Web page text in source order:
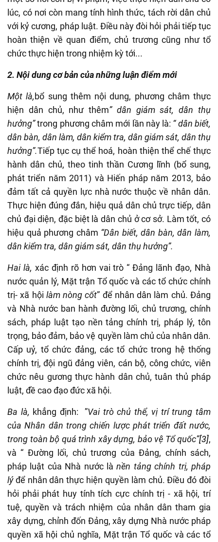
lúc, có nơi còn mang tính hình thức, tách rời dân chủ
với kỷ cương, pháp luật. Điều này đòi hỏi phải tiếp tục
hoàn thiện về quan điểm, chủ trương cũng như tổ
chức thực hiện trong nhiệm kỳ tới...
2. Nội dung cơ bản của những luận điểm mới
Một là,bổ sung thêm nội dung, phương châm thực
hiện dân chủ, như thêm” dân giám sát, dân thụ
hưởng”trong phương châm mới lần này là: “ dân biết,
dân bàn, dân làm, dân kiểm tra, dân giám sát, dân thụ
hưởng”.Tiếp tục cụ thể hoá, hoàn thiện thể chế thực
hành dân chủ, theo tinh thần Cương lĩnh (bổ sung,
phát triển năm 2011) và Hiến pháp năm 2013, bảo
đảm tất cả quyền lực nhà nước thuộc về nhân dân.
Thực hiện đúng đắn, hiệu quả dân chủ trực tiếp, dân
chủ đại diện, đặc biệt là dân chủ ở cơ sở. Làm tốt, có
hiệu quả phương châm “Dân biết, dân bàn, dân làm,
dân kiểm tra, dân giám sát, dân thụ hưởng”.
Hai là, xác định rõ hơn vai trò “ Đảng lãnh đạo, Nhà
nước quản lý, Mặt trận Tổ quốc và các tổ chức chính
trị- xã hội làm nòng cốt” để nhân dân làm chủ. Đảng
và Nhà nước ban hành đường lối, chủ trương, chính
sách, pháp luật tạo nền tảng chính trị, pháp lý, tôn
trọng, bảo đảm, bảo vệ quyền làm chủ của nhân dân.
Cấp uỷ, tổ chức đảng, các tổ chức trong hệ thống
chính trị, đội ngũ đảng viên, cán bộ, công chức, viên
chức nêu gương thực hành dân chủ, tuân thủ pháp
luật, đề cao đạo đức xã hội.
Ba là, khẳng định: ”Vai trò chủ thể, vị trí trung tâm
của Nhân dân trong chiến lược phát triển đất nước,
trong toàn bộ quá trình xây dựng, bảo vệ Tổ quốc”[3],
và “ Đường lối, chủ trương của Đảng, chính sách,
pháp luật của Nhà nước lànền tảng chính trị, pháp
lýđể nhân dân thực hiện quyền làm chủ. Điều đó đòi
hỏi phải phát huy tính tích cực chính trị - xã hội, trí
tuệ, quyền và trách nhiệm của nhân dân tham gia
xây dựng, chỉnh đốn Đảng, xây dựng Nhà nước pháp
quyền xã hội chủ nghĩa, Mặt trận Tổ quốc và các tổ